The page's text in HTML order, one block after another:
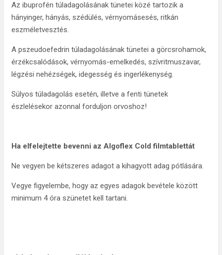
Az ibuprofén túladagolásának tünetei közé tartozik a
hányinger, hányás, szédülés, vérnyomásesés, ritkán
eszméletvesztés.
A pszeudoefedrin túladagolásának tünetei a görcsrohamok,
érzékcsalódások, vérnyomás-emelkedés, szívritmuszavar,
légzési nehézségek, idegesség és ingerlékenység.
Súlyos túladagolás esetén, illetve a fenti tünetek
észlelésekor azonnal forduljon orvoshoz!
Ha elfelejtette bevenni az Algoflex Coldfilmtablettát
Ne vegyen be kétszeres adagot a kihagyott adag pótlására.
Vegye figyelembe, hogy az egyes adagok bevétele között
minimum 4 óra szünetet kell tartani.